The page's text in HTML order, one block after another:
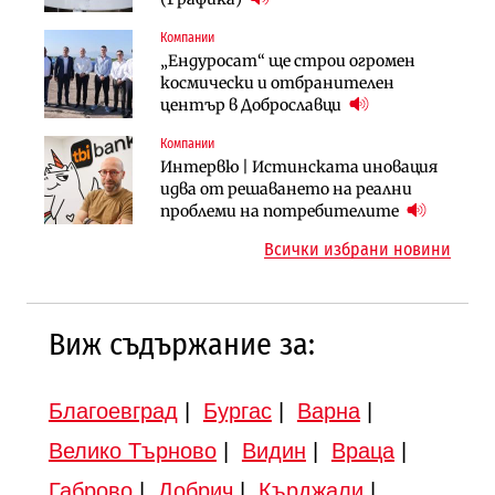
Компании
„Ендуросат“ ще строи огромен
космически и отбранителен
център в Доброславци
Компании
Интервю | Истинската иновация
идва от решаването на реални
проблеми на потребителите
Компании
„Хювефарма“ подписа договор за
придобиване на Euroapi Italy
Инфраструктура
АПИ възложи промяната на
парцеларния план за
Градоустройство
Столична община избра
изпълнител за преместването на
трамвайното трасе по бул.
Инфраструктура
Вторият мост над Варненското
езеро става част от бъдещата
Всички избрани новини
Виж съдържание за:
Благоевград Бургас| Варна|
Велико Търново| Видин Враца|